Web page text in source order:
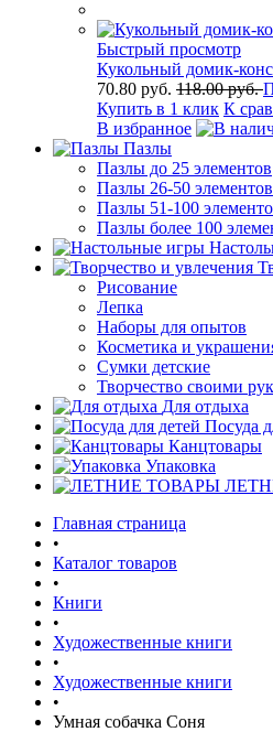
Быстрый просмотр
Кукольный домик-
70.80 руб. 118.00 руб.
Купить в 1 клик К
В избранное
Пазлы
Пазлы до 25 элементов
Пазлы 26-50 элементов
Пазлы 51-100
Пазлы более 100
Рисование
Лепка
Наборы для опытов
Косметика и
Сумки детские
Творчество своими
Для отдыха
Посуда
Канцтовары
Упаковка
Главная страница
•
Каталог товаров
•
Книги
•
Художественные книги
•
Художественные книги
•
Умная собачка Соня